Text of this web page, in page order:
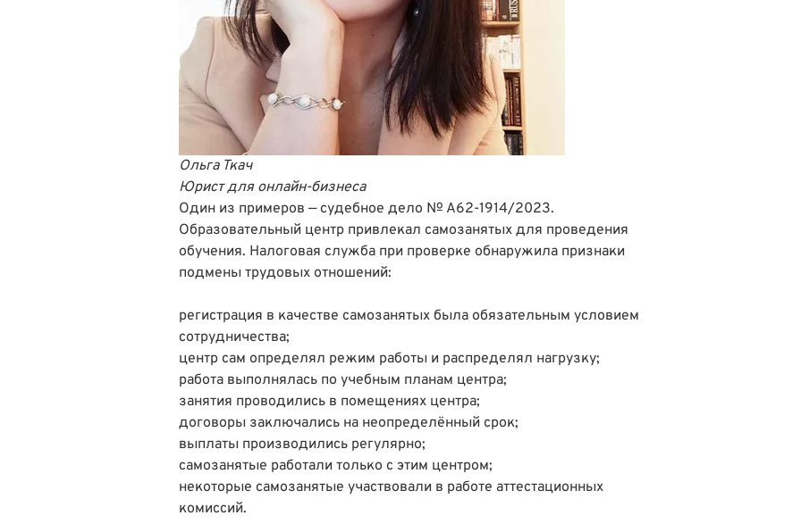
Ольга Ткач
Юрист для онлайн-бизнеса
Один из примеров —судебное дело № А62-1914/2023.
Образовательный центр привлекал самозанятых для проведения
обучения. Налоговая служба при проверке обнаружила признаки
подмены трудовых отношений:
регистрация в качестве самозанятых была обязательным условием
сотрудничества;
центр сам определял режим работы и распределял нагрузку;
работа выполнялась по учебным планам центра;
занятия проводились в помещениях центра;
договоры заключались на неопределённый срок;
выплаты производились регулярно;
самозанятые работали только с этим центром;
некоторые самозанятые участвовали в работе аттестационных
комиссий.